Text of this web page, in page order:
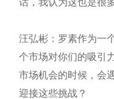
汪弘彬：罗素作为一
个市场对你们的吸引
市场机会的时候，会
迎接这些挑战？